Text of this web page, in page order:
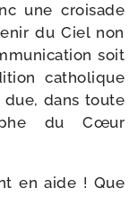
une croi­sade
du Ciel non
soit
catho­lique
dans toute
du Cœur
en aide ! Que